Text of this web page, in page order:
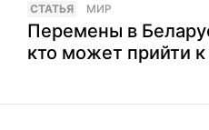
CТАТЬЯ МИР
Перемены в
кто может прийти